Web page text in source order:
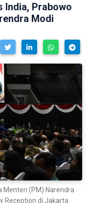
India, Prabowo
Modi
Menteri (PM) Narendra
Reception di Jakarta